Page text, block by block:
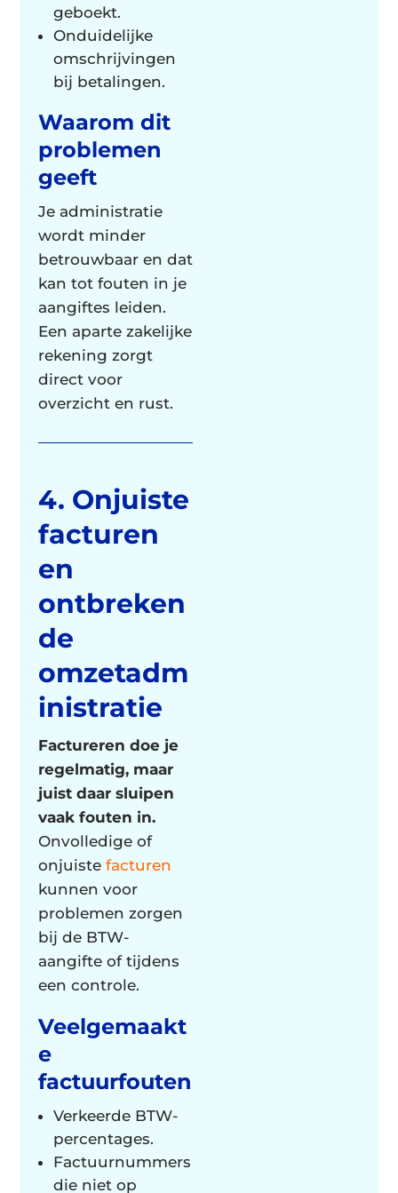
geboekt.
Onduidelijke
omschrijvingen
bij betalingen.
Waarom dit
problemen
geeft
Je administratie
wordt minder
betrouwbaar en dat
kan tot fouten in je
aangiftes leiden.
Een aparte zakelijke
rekening zorgt
direct voor
overzicht en rust.
4. Onjuiste
facturen
en
ontbreken
de
omzetadm
inistratie
Factureren doe je
regelmatig, maar
juist daar sluipen
vaak fouten in.
Onvolledige of
onjuiste facturen
kunnen voor
problemen zorgen
bij de BTW-
aangifte of tijdens
een controle.
Veelgemaakt
e
factuurfouten
Verkeerde BTW-
percentages.
Factuurnummers
die niet op